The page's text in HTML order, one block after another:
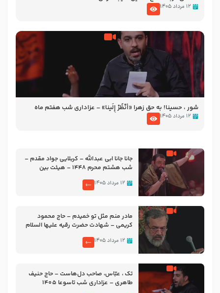
۱۲ مرداد ۱۴۰۵
شور ، حسینا! به‌ حق زهرا «أُنْظُرْ إِلَینا» – عزاداری شب هفتم ماه
محرّم 1405
۱۲ مرداد ۱۴۰۵
جانا جانا ابی عبدالله – کربلایی جواد مقدم –
شب هشتم محرم 1448 – هیئت بین
۱۲ مرداد ۱۴۰۵
مادر منم مثل تو خمیدم – حاج محمود
کریمی – شهادت حضرت رقیه علیها السلام
۱۲ مرداد ۱۴۰۵
تک ، عبّاس، صاحب دل‌هاست – حاج حنیف
طاهری – عزاداری شب تاسوعا 1405